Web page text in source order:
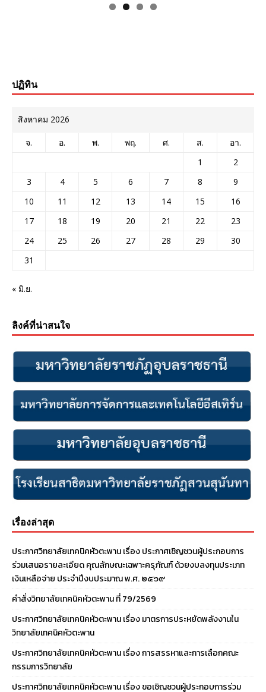
ปฏิทิน
สิงหาคม 2026
จ. อ. พ. พฤ. ศ. ส.
อา.
1
2
3
4 5 6 7 8
9
10
11 12 13 14 15
16
17
18 19 20 21 22
23
24
25 26 27 28 29
30
31
« มิ.ย.
ลิงค์ที่น่าสนใจ
เรื่องล่าสุด
ประกาศวิทยาลัยเทคนิคหัวตะพาน เรื่อง ประกาศเชิญชวนผู้ประกอบการ
ร่วมเสนอรายละเอียด คุณลักษณะเฉพาะครุภัณฑ์ ด้วยงบลงทุนประเภท
เงินเหลือจ่าย ประจําปีงบประมาณ พ.ศ. ๒๕๖๙
คำสั่งวิทยาลัยเทคนิคหัวตะพาน ที่ 79/2569
ประกาศวิทยาลัยเทคนิคหัวตะพาน เรื่อง มาตรการประหยัดพลังงานใน
วิทยาลัยเทคนิคหัวตะพาน
ประกาศวิทยาลัยเทคนิคหัวตะพาน เรื่อง การสรรหาและการเลือกคณะ
กรรมการวิทยาลัย
ประกาศวิทยาลัยเทคนิคหัวตะพาน เรื่อง ขอเชิญชวนผู้ประกอบการร่วม